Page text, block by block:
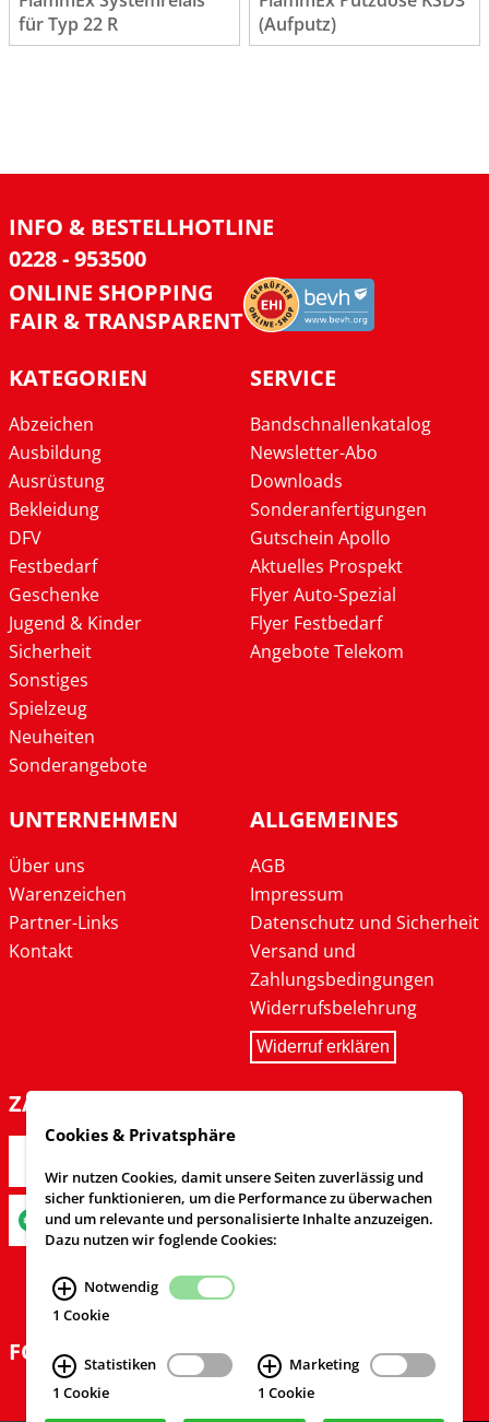
für Typ 22 R
(Aufputz)
INFO & BESTELLHOTLINE
0228 - 953500
ONLINE SHOPPING
FAIR & TRANSPARENT
KATEGORIEN
Abzeichen
Ausbildung
Ausrüstung
Bekleidung
DFV
Festbedarf
Geschenke
Jugend & Kinder
Sicherheit
Sonstiges
Spielzeug
Neuheiten
Sonderangebote
SERVICE
Bandschnallenkatalog
Newsletter-Abo
Downloads
Sonderanfertigungen
Gutschein Apollo
Aktuelles Prospekt
Flyer Auto-Spezial
Flyer Festbedarf
Angebote Telekom
UNTERNEHMEN
Über uns
Warenzeichen
Partner-Links
Kontakt
ALLGEMEINES
AGB
Impressum
Datenschutz und Sicherheit
Versand und
Zahlungsbedingungen
Widerrufsbelehrung
Widerruf erklären
ZAHLARTEN
FOLGEN SIE UNS
Cookies & Privatsphäre
Wir nutzen Cookies, damit unsere Seiten zuverlässig und
sicher funktionieren, um die Performance zu überwachen
und um relevante und personalisierte Inhalte anzuzeigen.
Dazu nutzen wir foglende Cookies:
Notwendig
1 Cookie
Statistiken
1 Cookie
Marketing
1 Cookie